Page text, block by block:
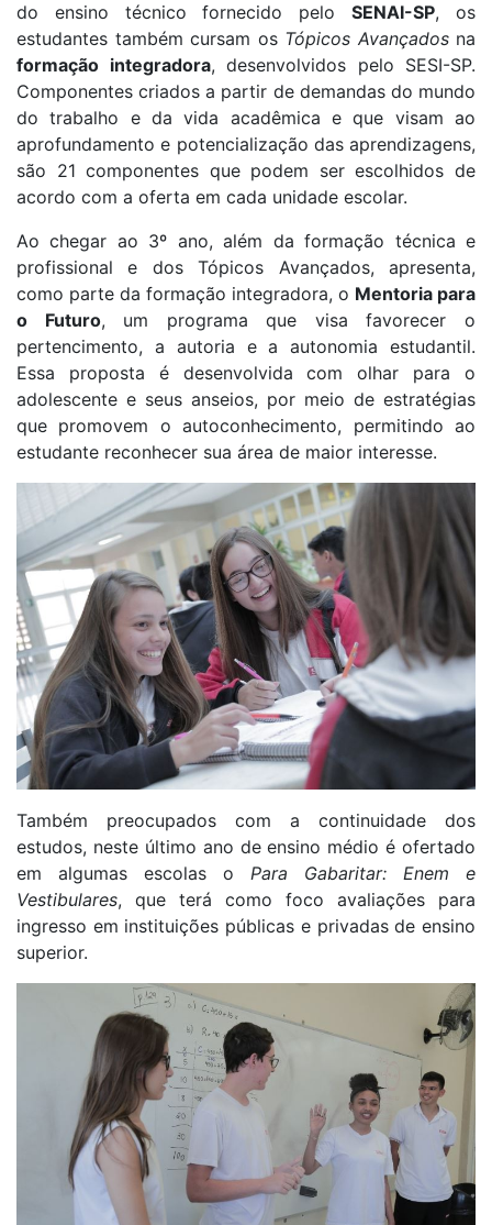
do ensino técnico fornecido peloSENAI-SP, os
estudantes também cursam os Tópicos Avançadosna
formação integradora, desenvolvidos pelo SESI-SP.
Componentes criados a partir de demandas do mundo
do trabalho e da vida acadêmica e que visam ao
aprofundamento e potencialização das aprendizagens,
são 21 componentes que podem ser escolhidos de
acordo com a oferta em cada unidade escolar.
Ao chegar ao 3º ano, além da formação técnica e
profissional e dos Tópicos Avançados, apresenta,
como parte da formação integradora, o Mentoria para
o Futuro, um programa que visa favorecer o
pertencimento, a autoria e a autonomia estudantil.
Essa proposta é desenvolvida com olhar para o
adolescente e seus anseios, por meio de estratégias
que promovem o autoconhecimento, permitindo ao
estudante reconhecer sua área de maior interesse.
Também preocupados com a continuidade dos
estudos, neste último ano de ensino médio é ofertado
em algumas escolas o Para Gabaritar: Enem e
Vestibulares, que terá como foco avaliações para
ingresso em instituições públicas e privadas de ensino
superior.